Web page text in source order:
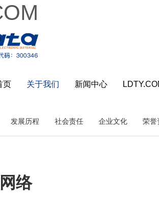
页 关于我们 新闻中心
发展历程 社会责任 企业文化 荣誉
络